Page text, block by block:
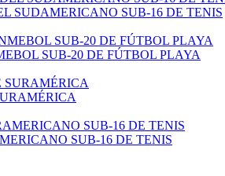
SUDAMERICANO SUB-16 DE TENIS
SUB-20 DE FÚTBOL PLAYA
SUB-16 DE TENIS